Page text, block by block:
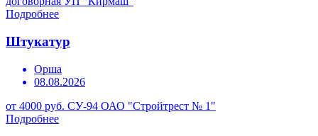
Подробнее
Штукатур
Орша
08.08.2026
от 4000 руб. СУ-94 ОАО "Стройтрест № 1"
Подробнее